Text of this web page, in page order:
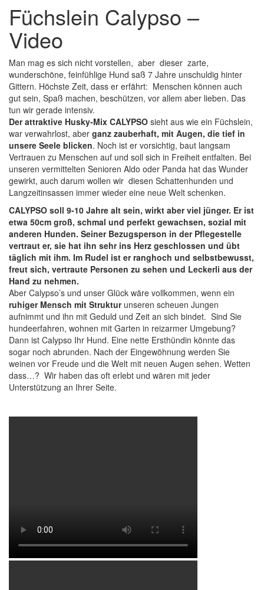
Füchslein Calypso –
Video
Man mag es sich nicht vorstellen, aber dieser zarte,
wunderschöne, feinfühlige Hund saß 7 Jahre unschuldig hinter
Gittern. Höchste Zeit, dass er erfährt: Menschen können auch
gut sein, Spaß machen, beschützen, vor allem aber lieben. Das
tun wir gerade intensiv.
Der attraktive Husky-Mix CALYPSO sieht aus wie ein Füchslein,
war verwahrlost, aber ganz zauberhaft, mit Augen, die tief in
unsere Seele blicken. Noch ist er vorsichtig, baut langsam
Vertrauen zu Menschen auf und soll sich in Freiheit entfalten. Bei
unseren vermittelten Senioren Aldo oder Panda hat das Wunder
gewirkt, auch darum wollen wir diesen Schattenhunden und
Langzeitinsassen immer wieder eine neue Welt schenken.
CALYPSO soll 9-10 Jahre alt sein, wirkt aber viel jünger. Er ist
etwa 50cm groß, schmal und perfekt gewachsen, sozial mit
anderen Hunden. Seiner Bezugsperson in der Pflegestelle
vertraut er, sie hat ihn sehr ins Herz geschlossen und übt
täglich mit ihm. Im Rudel ist er ranghoch und selbstbewusst,
freut sich, vertraute Personen zu sehen und Leckerli aus der
Hand zu nehmen.
Aber Calypso’s und unser Glück wäre vollkommen, wenn ein
ruhiger Mensch mit Strukturunseren scheuen Jungen
aufnimmt und ihn mit Geduld und Zeit an sich bindet. Sind Sie
hundeerfahren, wohnen mit Garten in reizarmer Umgebung?
Dann ist Calypso Ihr Hund. Eine nette Ersthündin könnte das
sogar noch abrunden. Nach der Eingewöhnung werden Sie
weinen vor Freude und die Welt mit neuen Augen sehen. Wetten
dass…? Wir haben das oft erlebt und wären mit jeder
Unterstützung an Ihrer Seite.